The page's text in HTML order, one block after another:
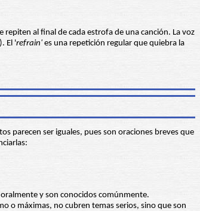
repiten al final de cada estrofa de una canción. La voz
). El 'refrain' es una repetición regular que quiebra la
parecen ser iguales, pues son oraciones breves que
y son conocidos comúnmente.
o máximas, no cubren temas serios, sino que son